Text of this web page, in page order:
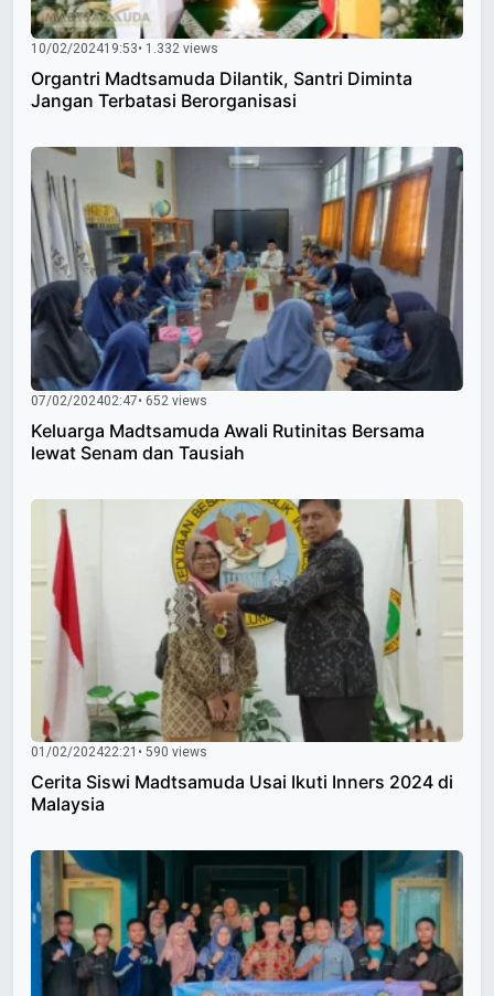
10/02/202419:53• 1.332 views
Organtri Madtsamuda Dilantik, Santri Diminta
Jangan Terbatasi Berorganisasi
07/02/202402:47• 652 views
Keluarga Madtsamuda Awali Rutinitas Bersama
lewat Senam dan Tausiah
01/02/202422:21 • 590 views
Cerita Siswi Madtsamuda Usai Ikuti Inners 2024 di
Malaysia